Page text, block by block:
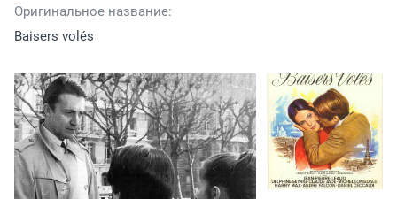
Оригинальное название:
Baisers volés